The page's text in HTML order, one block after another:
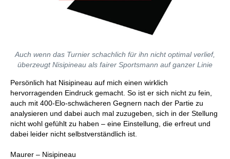
Auch wenn das Turnier schachlich für ihn nicht optimal verlief,
überzeugt Nisipineau als fairer Sportsmann auf ganzer Linie
Persönlich hat Nisipineau auf mich einen wirklich
hervorragenden Eindruck gemacht. So ist er sich nicht zu fein,
auch mit 400-Elo-schwächeren Gegnern nach der Partie zu
analysieren und dabei auch mal zuzugeben, sich in der Stellung
nicht wohl gefühlt zu haben – eine Einstellung, die erfreut und
dabei leider nicht selbstverständlich ist.
Maurer – Nisipineau